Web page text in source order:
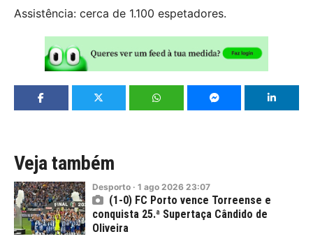
Assistência: cerca de 1.100 espetadores.
Veja também
Desporto · 1 ago 2026 23:07
(1-0) FC Porto vence Torreense e
conquista 25.ª Supertaça Cândido de
Oliveira